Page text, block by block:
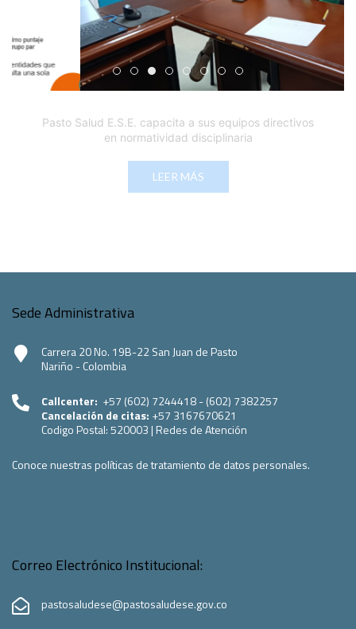
Edicto Emplazatorio a los Afiliados en el Régimen
Pasto Salud ESE lidera gestión institucional
Pasto Salud E.S.E. capacita a sus equipos
Último día para inscripciones en
Viceministro garantiza
Mil pesos que salvan vidas:
Cápsula 18-26 - Reporte
Cápsula 17-26 -
Pasto Salud E.S.E. capacita a sus equipos directivos
en normatividad disciplinaria
LEER MÁS
Sede Administrativa
Carrera 20 No. 19B-22 San Juan de Pasto
Nariño - Colombia
Callcenter: +57 (602) 7244418 - (602) 7382257
Cancelación de citas: +57 3167670621
Codigo Postal:520003 | Redes de Atención
Conoce nuestras políticas de tratamiento de datos personales.
Correo Electrónico Institucional:
pastosaludese@pastosaludese.gov.co